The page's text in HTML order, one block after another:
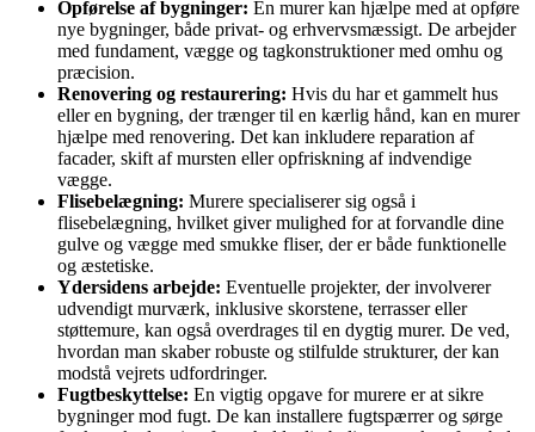
Opførelse af bygninger: En murer kan hjælpe med at opføre
nye bygninger, både privat- og erhvervsmæssigt. De arbejder
med fundament, vægge og tagkonstruktioner med omhu og
præcision.
Renovering og restaurering: Hvis du har et gammelt hus
eller en bygning, der trænger til en kærlig hånd, kan en murer
hjælpe med renovering. Det kan inkludere reparation af
facader, skift af mursten eller opfriskning af indvendige
vægge.
Flisebelægning: Murere specialiserer sig også i
flisebelægning, hvilket giver mulighed for at forvandle dine
gulve og vægge med smukke fliser, der er både funktionelle
og æstetiske.
Ydersidens arbejde: Eventuelle projekter, der involverer
udvendigt murværk, inklusive skorstene, terrasser eller
støttemure, kan også overdrages til en dygtig murer. De ved,
hvordan man skaber robuste og stilfulde strukturer, der kan
modstå vejrets udfordringer.
Fugtbeskyttelse: En vigtig opgave for murere er at sikre
bygninger mod fugt. De kan installere fugtspærrer og sørge